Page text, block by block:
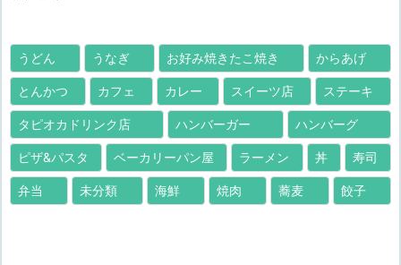
うどん うなぎ お好み焼きたこ焼き からあげ
とんかつ カフェ カレー スイーツ店 ステーキ
タピオカドリンク店 ハンバーガー ハンバーグ
ピザ&パスタ ベーカリーパン屋 ラーメン 丼 寿司
弁当 未分類 海鮮 焼肉 蕎麦 餃子